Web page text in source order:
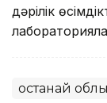
дәрілік
Қостанай